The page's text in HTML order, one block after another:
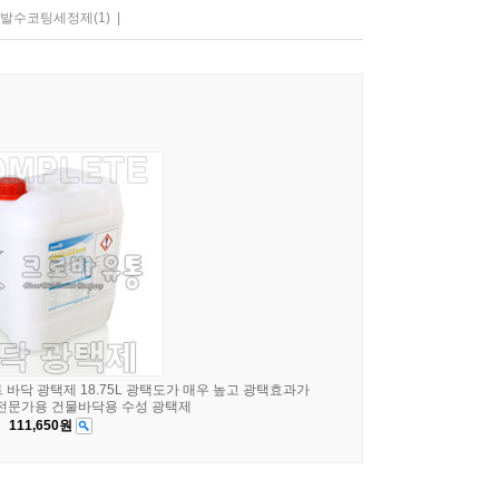
발수코팅세정제 (1)
닥 광택제 18.75L 광택도가 매우 높고 광택효과가
문가용 건물바닥용 수성 광택제
111,650원